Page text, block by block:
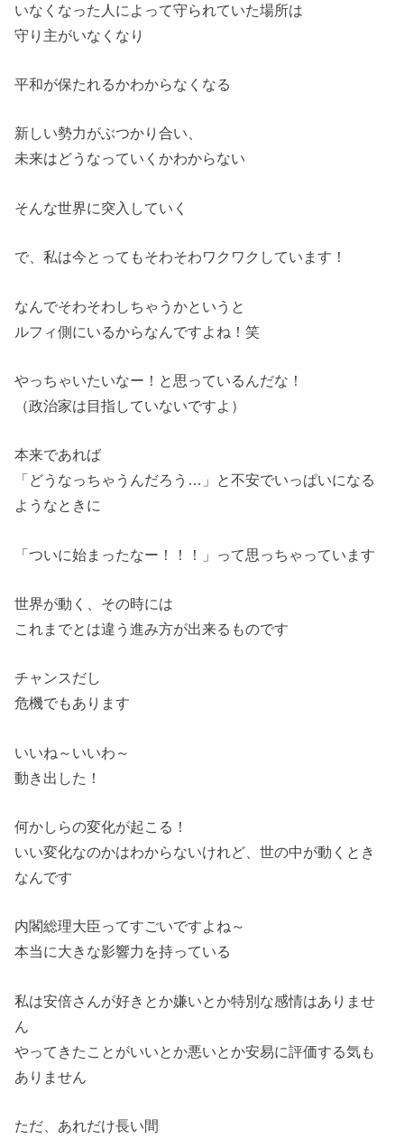
いなくなった人によって守られていた場所は
守り主がいなくなり
平和が保たれるかわからなくなる
新しい勢力がぶつかり合い、
未来はどうなっていくかわからない
そんな世界に突入していく
で、私は今とってもそわそわワクワクしています！
なんでそわそわしちゃうかというと
ルフィ側にいるからなんですよね！笑
やっちゃいたいなー！と思っているんだな！
（政治家は目指していないですよ）
本来であれば
「どうなっちゃうんだろう…」と不安でいっぱいになる
ようなときに
「ついに始まったなー！！！」って思っちゃっています
世界が動く、その時には
これまでとは違う進み方が出来るものです
チャンスだし
危機でもあります
いいね～いいわ～
動き出した！
何かしらの変化が起こる！
いい変化なのかはわからないけれど、世の中が動くとき
なんです
内閣総理大臣ってすごいですよね～
本当に大きな影響力を持っている
私は安倍さんが好きとか嫌いとか特別な感情はありませ
ん
やってきたことがいいとか悪いとか安易に評価する気も
ありません
ただ、あれだけ長い間